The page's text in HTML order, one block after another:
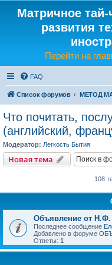
Матричное
развития
Перейти на
FAQ
Список форумов
Что почитать,
(английский,
Модератор: Легкость Бытия
Новая тема
108
Объявление от Н.Ф.
Последнее сообщение
Добавлено в форуме
Ответы: 1